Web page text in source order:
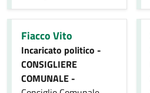
Fiacco Vito
Incaricato politico -
CONSIGLIERE
COMUNALE -